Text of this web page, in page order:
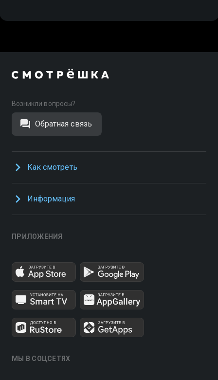
Возникли вопросы?
Обратная связь
Как смотреть
Информация
ПРИЛОЖЕНИЯ
МЫ В СОЦСЕТЯХ